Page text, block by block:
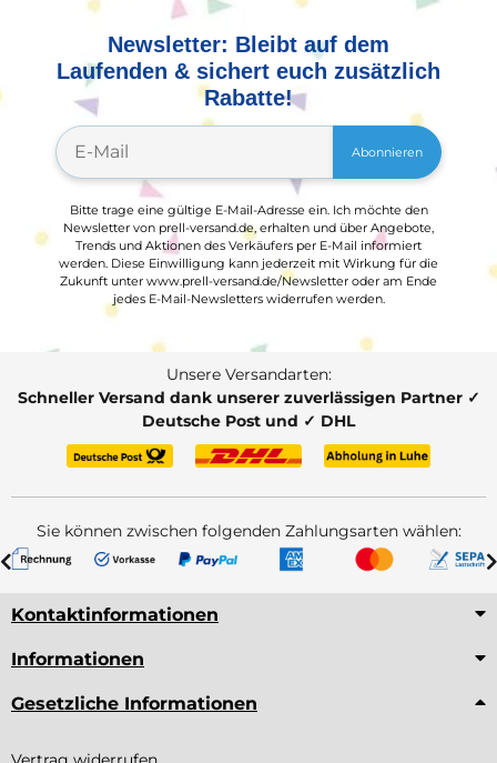
Newsletter: Bleibt auf dem
Laufenden & sichert euch zusätzlich
Rabatte!
Abonnieren
Bitte trage eine gültige E-Mail-Adresse ein. Ich möchte den
Newsletter von prell-versand.de, erhalten und über Angebote,
Trends und Aktionen des Verkäufers per E-Mail informiert
werden. Diese Einwilligung kann jederzeit mit Wirkung für die
Zukunft unter www.prell-versand.de/Newsletter oder am Ende
jedes E-Mail-Newsletters widerrufen werden.
Unsere Versandarten:
Schneller Versand dank unserer zuverlässigen Partner ✓
Deutsche Post und ✓ DHL
Sie können zwischen folgenden Zahlungsarten wählen:
Kontaktinformationen
Informationen
Gesetzliche Informationen